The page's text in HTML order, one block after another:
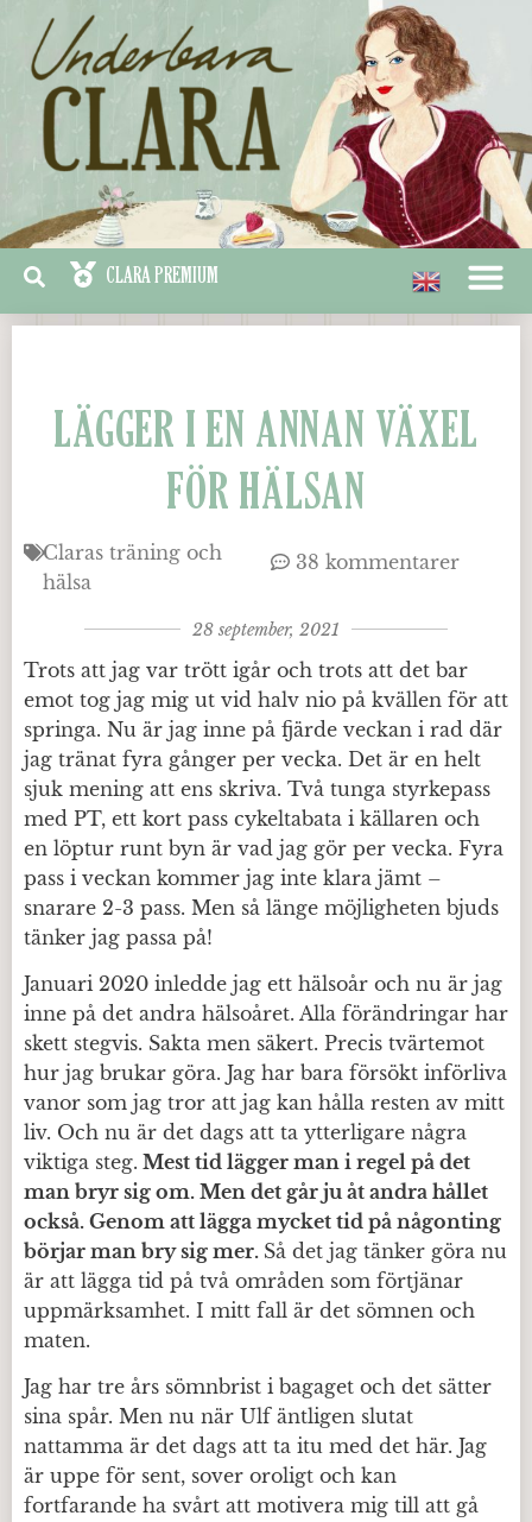
LÄGGER I EN ANNAN VÄXEL
FÖR HÄLSAN
Claras träning och
hälsa
38 kommentarer
28 september, 2021
Trots att jag var trött igår och trots att det bar
emot tog jag mig ut vid halv nio på kvällen för att
springa. Nu är jag inne på fjärde veckan i rad där
jag tränat fyra gånger per vecka. Det är en helt
sjuk mening att ens skriva. Två tunga styrkepass
med PT, ett kort pass cykeltabata i källaren och
en löptur runt byn är vad jag gör per vecka. Fyra
pass i veckan kommer jag inte klara jämt –
snarare 2-3 pass. Men så länge möjligheten bjuds
tänker jag passa på!
Januari 2020 inledde jag ett hälsoår och nu är jag
inne på det andra hälsoåret. Alla förändringar har
skett stegvis. Sakta men säkert. Precis tvärtemot
hur jag brukar göra. Jag har bara försökt införliva
vanor som jag tror att jag kan hålla resten av mitt
liv. Och nu är det dags att ta ytterligare några
viktiga steg. Mest tid lägger man i regel på det
man bryr sig om. Men det går ju åt andra hållet
också. Genom att lägga mycket tid på någonting
börjar man bry sig mer. Så det jag tänker göra nu
är att lägga tid på två områden som förtjänar
uppmärksamhet. I mitt fall är det sömnen och
maten.
Jag har tre års sömnbrist i bagaget och det sätter
sina spår. Men nu när Ulf äntligen slutat
nattamma är det dags att ta itu med det här. Jag
är uppe för sent, sover oroligt och kan
fortfarande ha svårt att motivera mig till att gå